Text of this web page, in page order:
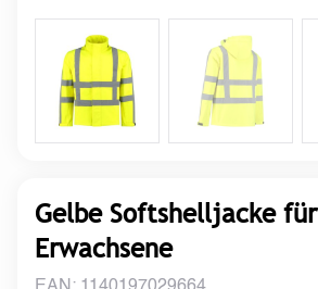
Gelbe Softshelljacke für
Erwachsene